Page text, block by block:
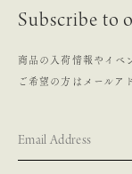
Subscribe to
商品の入荷情報やイベ
ご希望の方はメールア